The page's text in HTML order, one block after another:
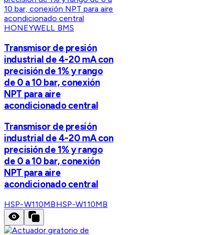
HONEYWELL BMS
Transmisor de presión
industrial de 4-20 mA con
precisión de 1% y rango
de 0 a 10 bar, conexión
NPT para aire
acondicionado central
Transmisor de presión
industrial de 4-20 mA con
precisión de 1% y rango
de 0 a 10 bar, conexión
NPT para aire
acondicionado central
HSP-W110MBHSP-W110MB